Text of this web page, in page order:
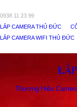
0938 11 23 99
LẮP CAMERA THỦ ĐỨC
LẮP CAMERA WIFI THỦ ĐỨC
Thương Hiệu